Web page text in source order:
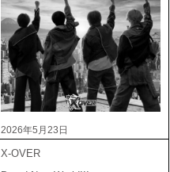
2026年5月23日
X-OVER